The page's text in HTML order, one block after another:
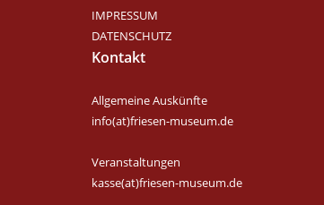
IMPRESSUM
DATENSCHUTZ
Kontakt
Allgemeine Auskünfte
info(at)friesen-museum.de
Veranstaltungen
kasse(at)friesen-museum.de